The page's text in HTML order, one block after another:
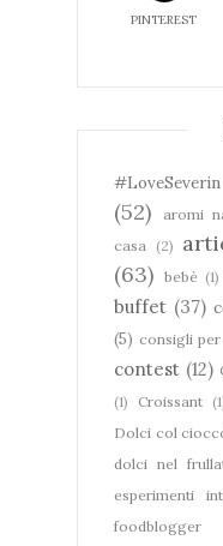
PINTEREST
#LoveSeverin
(52)
aromi
casa
(2)
(63) bebè (1)
buffet (37)
(5) consigli
contest (12)
(1)
Croissant
Dolci col
dolci nel
esperimenti
foodblogger